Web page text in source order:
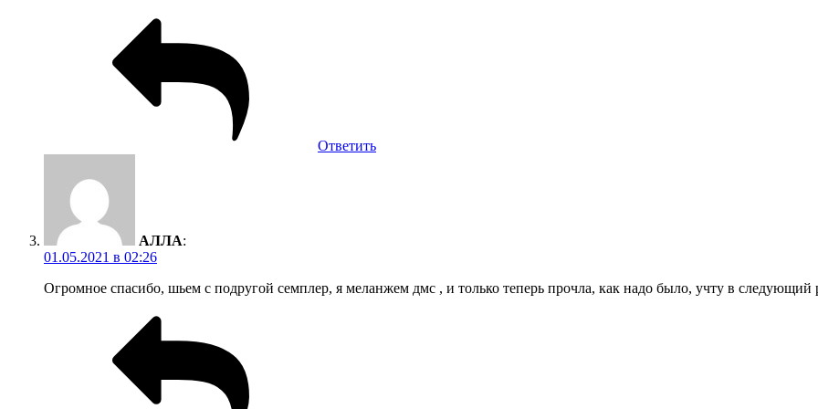
Ответить
АЛЛА:
01.05.2021 в 02:26
Огромное спасибо, шьем с подругой семплер, я меланжем дмс , и только теперь прочла, как надо было, учту в следующий